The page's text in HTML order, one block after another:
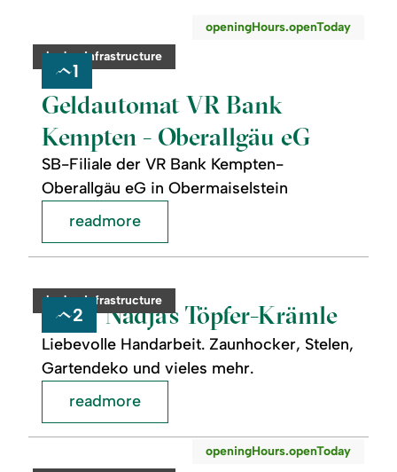
category:
badge.infrastructure
openingHours.openToday
1
Geldautomat VR Bank
Kempten - Oberallgäu eG
SB-Filiale der VR Bank Kempten-
Oberallgäu eG in Obermaiselstein
readmore:
Geldautomat
VR
Bank
Kempten
Oberallgäu
eG
readmore
category:
badge.infrastructure
2 Nadja's Töpfer-Krämle
Liebevolle Handarbeit. Zaunhocker, Stelen,
Gartendeko und vieles mehr.
readmore:
Töpfer-
readmore
openingHours.openToday
readmore: